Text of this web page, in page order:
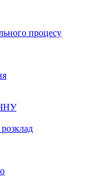
процесу
ЧНУ